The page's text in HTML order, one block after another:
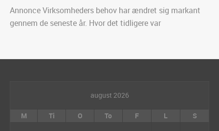
Annonce Virksomheders behov har ændret sig markant
gennem de seneste år. Hvor det tidligere var
august 2026
M Ti O To F L S